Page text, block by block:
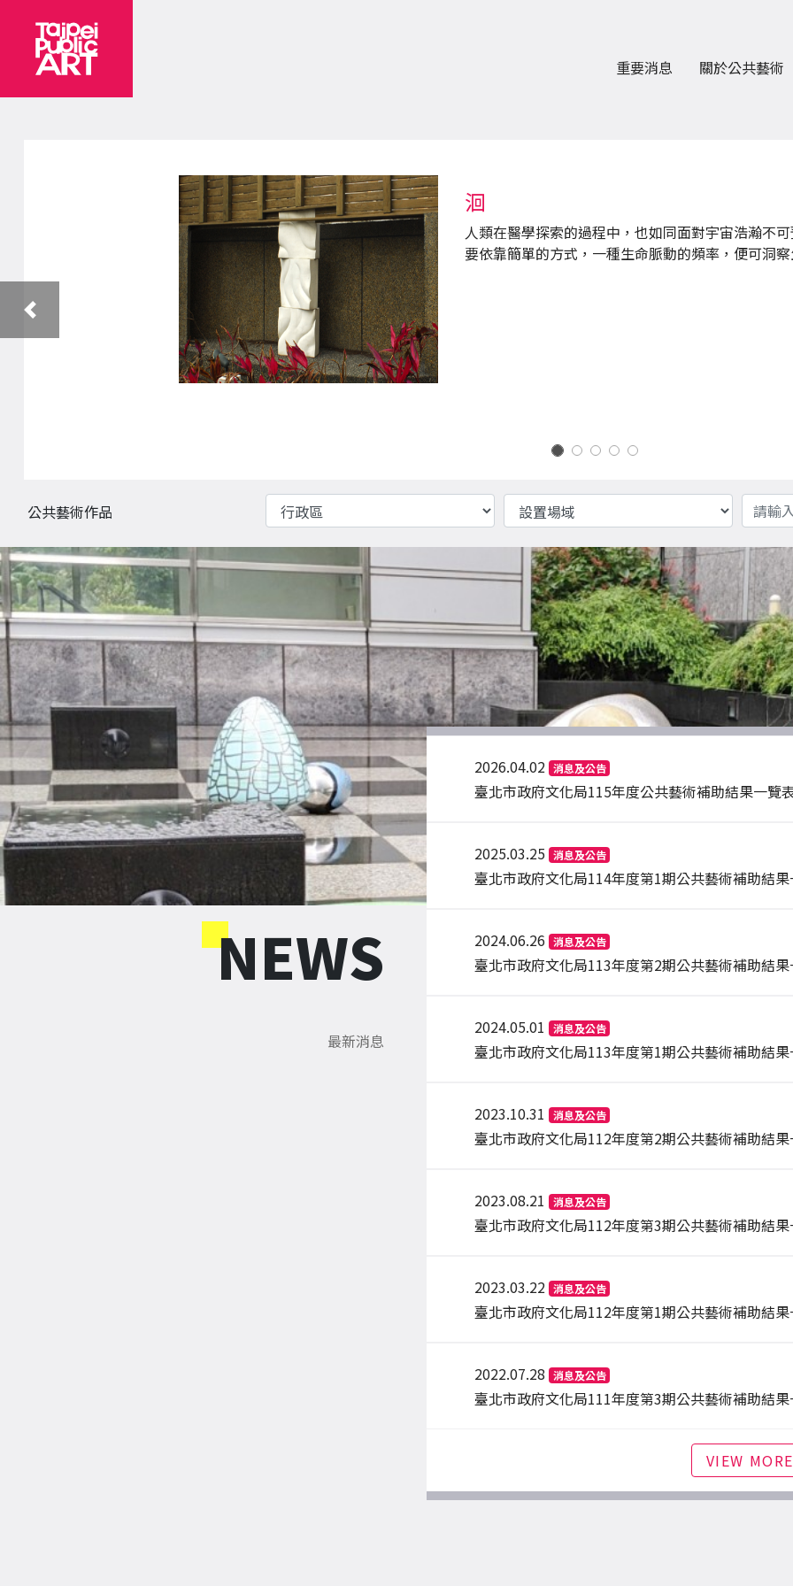
重要消息 關於公共藝術
洄
人類在醫學探索的過程中，也如同面對宇宙浩瀚不
要依靠簡單的方式，一種生命脈動的頻率，便可洞
上一張作品
公共藝術作品 行政區 設置場域 關鍵字
NEWS
最新消息
2026.04.02 消息及公告
臺北市政府文化局115年度公共藝術補助結果一覽
2025.03.25 消息及公告
臺北市政府文化局114年度第1期公共藝術補助結
2024.06.26 消息及公告
臺北市政府文化局113年度第2期公共藝術補助結
2024.05.01 消息及公告
臺北市政府文化局113年度第1期公共藝術補助結
2023.10.31 消息及公告
臺北市政府文化局112年度第2期公共藝術補助結
2023.08.21 消息及公告
臺北市政府文化局112年度第3期公共藝術補助結
2023.03.22 消息及公告
臺北市政府文化局112年度第1期公共藝術補助結
2022.07.28 消息及公告
臺北市政府文化局111年度第3期公共藝術補助結
VIEW